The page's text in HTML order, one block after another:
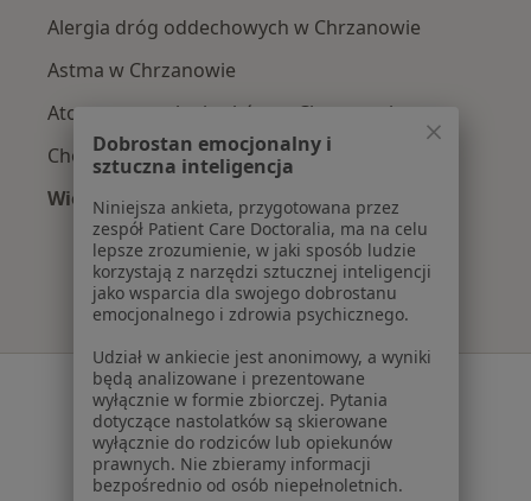
Alergia dróg oddechowych w Chrzanowie
Astma w Chrzanowie
Atopowe zapalenie skóry w Chrzanowie
Choroby płuc w Chrzanowie
Więcej (15)
Więcej w kategorii: Najczęście leczone
Serwis
Regulamin
Polityka prywatności pacjentów
Polityka prywatności profesjonalistów
Dobrostan emocjonalny i
sztuczna inteligencja
Niniejsza ankieta, przygotowana przez
zespół Patient Care Doctoralia, ma na celu
lepsze zrozumienie, w jaki sposób ludzie
korzystają z narzędzi sztucznej inteligencji
jako wsparcia dla swojego dobrostanu
emocjonalnego i zdrowia psychicznego.
Udział w ankiecie jest anonimowy, a wyniki
będą analizowane i prezentowane
wyłącznie w formie zbiorczej. Pytania
dotyczące nastolatków są skierowane
wyłącznie do rodziców lub opiekunów
prawnych. Nie zbieramy informacji
bezpośrednio od osób niepełnoletnich.